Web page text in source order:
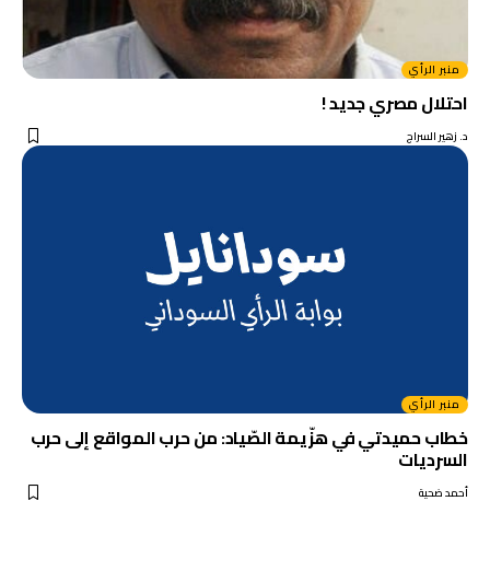
منبر الرأي
احتلال مصري جديد !
د. زهير السراج
منبر الرأي
خطاب حميدتي في هزّيمة الصّياد: من حرب المواقع إلى حرب
السرديات
أحمد ضحية